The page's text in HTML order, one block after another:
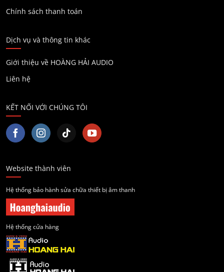
Chính sách thanh toán
Dịch vụ và thông tin khác
Giới thiệu về HOÀNG HẢI AUDIO
Liên hệ
KẾT NỐI VỚI CHÚNG TÔI
Website thành viên
Hệ thống bảo hành sửa chữa thiết bị âm thanh
Hệ thống cửa hàng